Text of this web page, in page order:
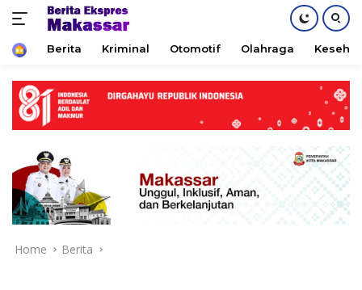
content
HomeBerita Kriminal Otomotif Olahraga
Home Berita